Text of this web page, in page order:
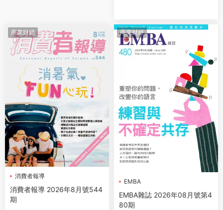
商業财經
消費者報導
消費者報導 2026年8月號544
期
商業财經
EMBA
EMBA雜誌 2026年08月號第4
80期